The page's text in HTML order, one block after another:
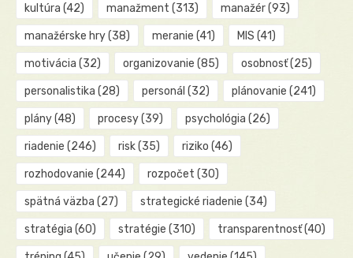
kultúra (42) manažment (313) manažér(93)
manažérske hry(38) meranie (41) MIS (41)
motivácia (32) organizovanie (85) osobnosť(25)
personalistika (28) personál (32) plánovanie (241)
plány(48) procesy(39) psychológia (26)
riadenie (246) risk(35) riziko (46)
rozhodovanie (244) rozpočet (30)
spätná väzba (27) strategické riadenie (34)
stratégia (60) stratégie (310) transparentnosť(40)